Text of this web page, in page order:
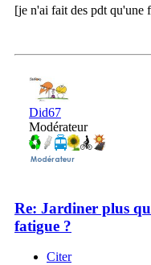
[je n'ai fait des pdt qu'une
Did67
Modérateur
Re: Jardiner plus
fatigue ?
Citer